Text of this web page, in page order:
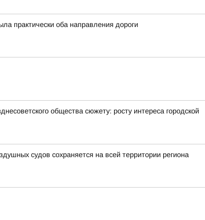
практически оба направления дороги
общества сюжету: росту интереса городской
судов сохраняется на всей территории региона